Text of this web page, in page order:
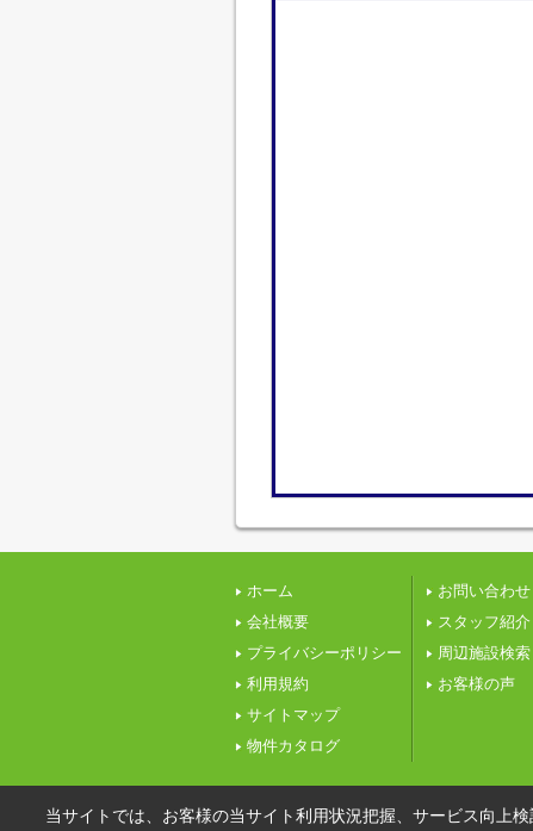
ホーム
会社概要
プライバシーポリシー
利用規約
サイトマップ
物件カタログ
お問い合わせ
スタッフ紹介
周辺施設検索
お客様の声
当サイトでは、お客様の当サイト利用状況把握、サービス向上